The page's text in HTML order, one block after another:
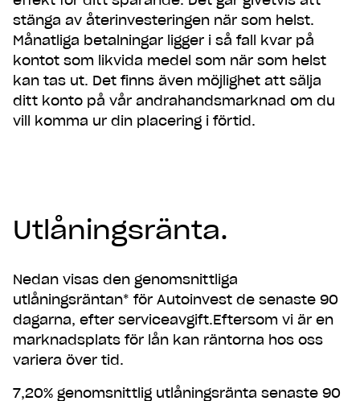
stänga av återinvesteringen när som helst.
Månatliga betalningar ligger i så fall kvar på
kontot som likvida medel som när som helst
kan tas ut. Det finns även möjlighet att sälja
ditt konto på vår andrahandsmarknad om du
vill komma ur din placering i förtid.
Utlåningsränta.
Nedan visas den genomsnittliga
utlåningsräntan* för Autoinvest de senaste 90
dagarna, efter serviceavgift.Eftersom vi är en
marknadsplats för lån kan räntorna hos oss
variera över tid.
7,20% genomsnittlig utlåningsränta senaste 90